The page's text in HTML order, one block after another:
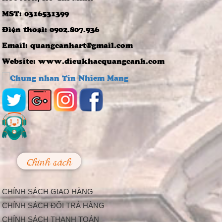
tượng đồng...
4 Bước Quan Trọng
Trong Quy Trình
Đúc Tượng Chân
Dung Thạch Cao
Tượng chân dung
thạch cao là loại
tượng khá thông dụng
và rất...
Nghệ thuật điêu
khắc và báu vật gây
kinh ngạc ở đền cổ
Linh Kiếm
Trải qua thời gian,
mặc dù đã xuống
cấp, nhưng đền Linh
Kiếm ở...
Làm Thế Nào Để
Trang Trí Sự Kiện,
Lễ Hội Bắt Mắt Và
Độc Đáo
Hiện nay, càng ngày
càng có nhiều công ty
MST: 0316531399
Điện thoại: 0902.807.936
Email: quangcanhart@gmail.com
Website: www.dieukhacquangcanh.com
Chính sách
CHÍNH SÁCH GIAO HÀNG
CHÍNH SÁCH ĐỔI TRẢ HÀNG
CHÍNH SÁCH THANH TOÁN